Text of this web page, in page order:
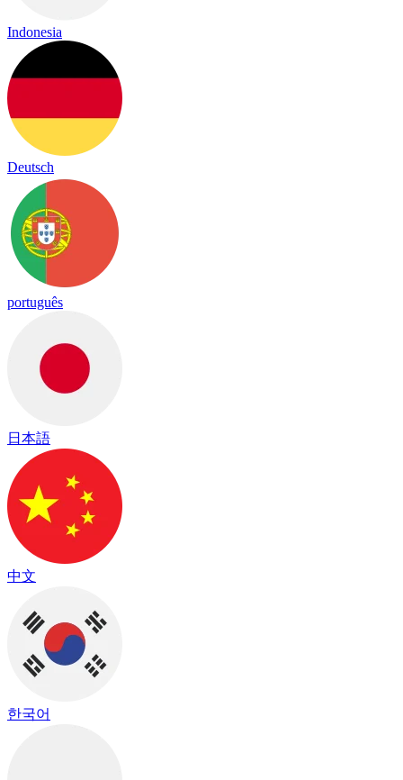
Indonesia
Deutsch
português
日本語
中文
한국어